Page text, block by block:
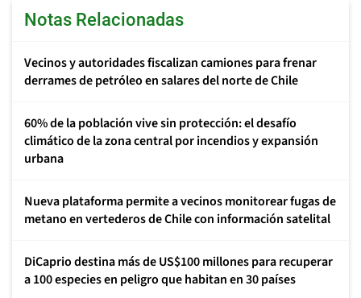
Notas Relacionadas
Vecinos y autoridades fiscalizan camiones para frenar
derrames de petróleo en salares del norte de Chile
60% de la población vive sin protección: el desafío
climático de la zona central por incendios y expansión
urbana
Nueva plataforma permite a vecinos monitorear fugas de
metano en vertederos de Chile con información satelital
DiCaprio destina más de US$100 millones para recuperar
a 100 especies en peligro que habitan en 30 países